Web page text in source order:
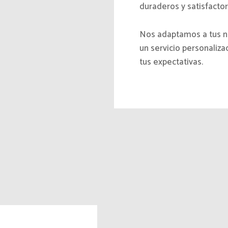
duraderos y
Nos adaptamos a tus
un servicio
tus expectativas.